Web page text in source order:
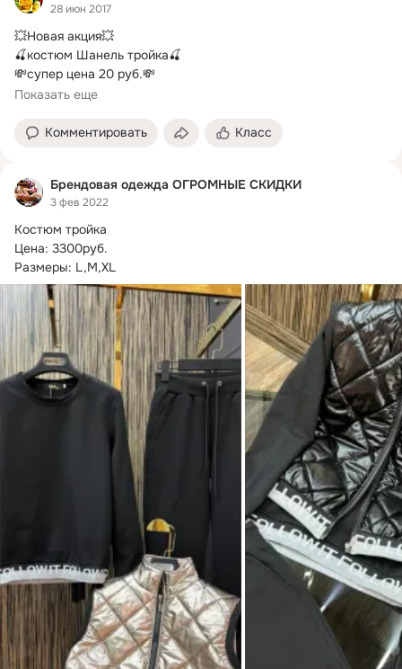
28 июн 2017
💥Новая акция💥
🍒костюм Шанель тройка🍒
💸супер цена 20 руб.💸
🎀Размеры серо-розовый 42,44, 50 розово-белый 42, 48
Доставка почтой по Беларуси
Показать еще
Комментировать Класс
Брендовая одежда ОГРОМНЫЕ СКИДКИ
3 фев 2022
Костюм тройка
Цена: 3300руб.
Размеры: L,M,XL